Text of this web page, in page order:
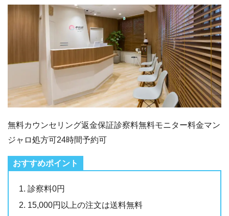
無料カウンセリング返金保証診察料無料モニター料金マン
ジャロ処方可24時間予約可
診察料0円
15,000円以上の注文は送料無料